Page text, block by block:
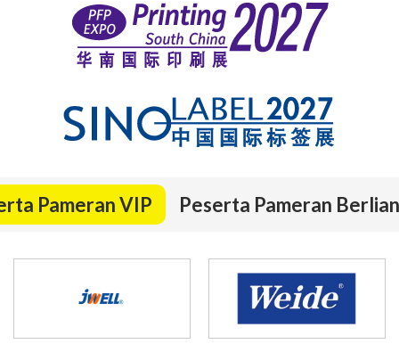
Pameran VIP Peserta Pameran Berlian